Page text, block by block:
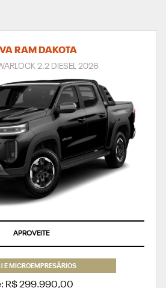
RAM DAKOTA
2.2 DIESEL 2026
APROVEITE
E MICROEMPRESÁRIOS
R$ 299.990,00